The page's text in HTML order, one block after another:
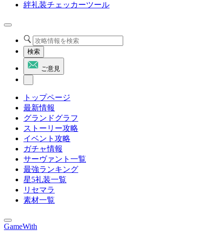
絆礼装チェッカーツール
検索
ご意見
トップページ
最新情報
グランドグラフ
ストーリー攻略
イベント攻略
ガチャ情報
サーヴァント一覧
最強ランキング
星5礼装一覧
リセマラ
素材一覧
GameWith